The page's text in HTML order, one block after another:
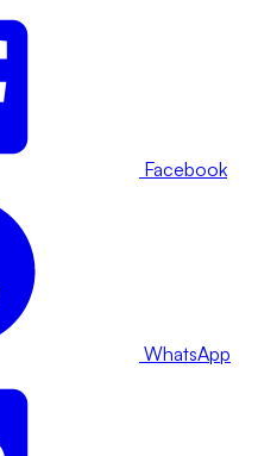
Facebook
WhatsApp